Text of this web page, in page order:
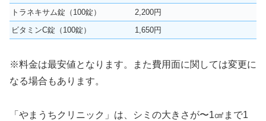
トラネキサム錠（100錠）
2,200円
ビタミンC錠（100錠）
1,650円
※料金は最安値となります。また費用面に関しては変更に
なる場合もあります。
「やまうちクリニック」は、シミの大きさが〜1㎠まで1